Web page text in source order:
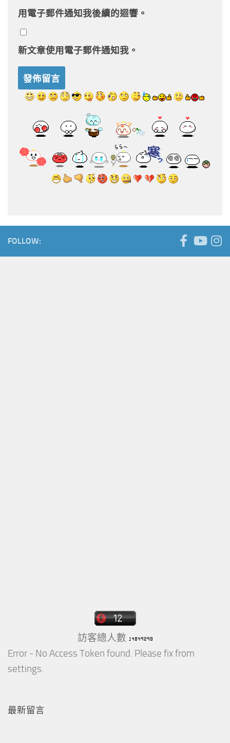
用電子郵件通知我後續的迴響。
新文章使用電子郵件通知我。
FOLLOW:
訪客總人數
Error - No Access Token found. Please fix from
settings.
最新留言